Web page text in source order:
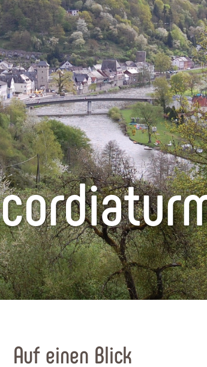
Auf einen Blick